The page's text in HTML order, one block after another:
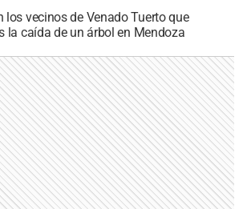
los vecinos de Venado Tuerto que
la caída de un árbol en Mendoza